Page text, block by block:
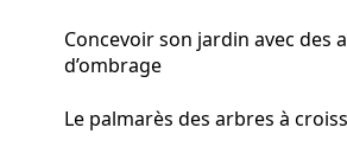
Concevoir son jardin avec des
d’ombrage
Le palmarès des arbres à